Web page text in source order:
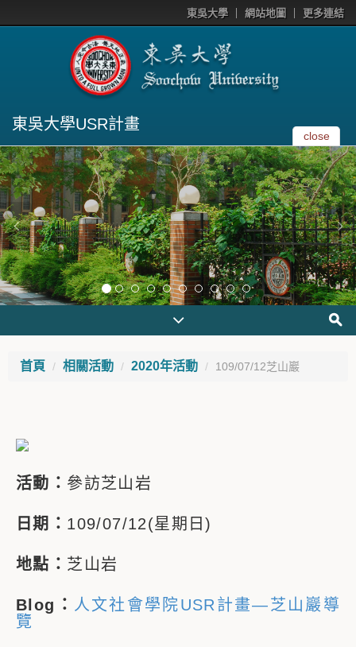
東吳大學 網站地圖 更多連結
東吳大學USR計畫
close
首頁 相關活動 2020年活動 109/07/12芝山巖
活動： 參訪芝山岩
日期： 109/07/12(星期日)
地點： 芝山岩
Blog： 人文社會學院USR計畫—芝山巖導
覽